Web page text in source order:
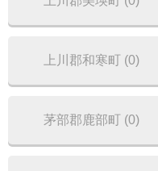
上川郡和寒町 (0)
茅部郡鹿部町 (0)